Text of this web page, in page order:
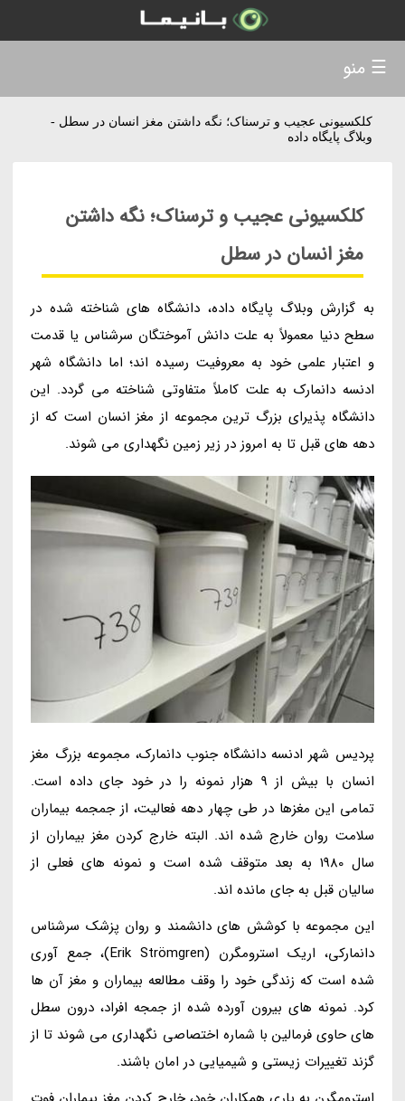
کلکسیونی عجیب و ترسناک؛ نگه داشتن مغز انسان در سطل -
وبلاگ پایگاه داده
کلکسیونی عجیب و ترسناک؛ نگه داشتن
مغز انسان در سطل
به گزارش وبلاگ پایگاه داده، دانشگاه های شناخته شده در
سطح دنیا معمولاً به علت دانش آموختگان سرشناس یا قدمت
و اعتبار علمی خود به معروفیت رسیده اند؛ اما دانشگاه شهر
ادنسه دانمارک به علت کاملاً متفاوتی شناخته می گردد. این
دانشگاه پذیرای بزرگ ترین مجموعه از مغز انسان است که از
دهه های قبل تا به امروز در زیر زمین نگهداری می شوند.
پردیس شهر ادنسه دانشگاه جنوب دانمارک، مجموعه بزرگ مغز
انسان با بیش از 9 هزار نمونه را در خود جای داده است.
تمامی این مغزها در طی چهار دهه فعالیت، از جمجمه بیماران
سلامت روان خارج شده اند. البته خارج کردن مغز بیماران از
سال 1980 به بعد متوقف شده است و نمونه های فعلی از
سالیان قبل به جای مانده اند.
این مجموعه با کوشش های دانشمند و روان پزشک سرشناس
دانمارکی، اریک استرومگرن (Erik Strömgren)، جمع آوری
شده است که زندگی خود را وقف مطالعه بیماران و مغز آن ها
کرد. نمونه های بیرون آورده شده از جمجه افراد، درون سطل
های حاوی فرمالین با شماره اختصاصی نگهداری می شوند تا از
گزند تغییرات زیستی و شیمیایی در امان باشند.
☰ منو